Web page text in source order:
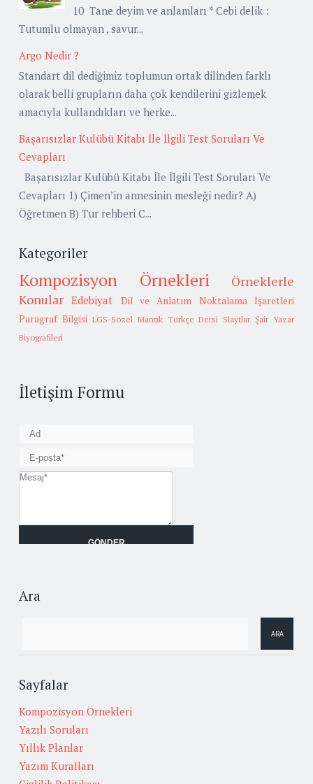
10 Tane deyim ve anlamları * Cebi delik :
Tutumlu olmayan , savur...
Argo Nedir ?
Standart dil dediğimiz toplumun ortak dilinden farklı
olarak belli grupların daha çok kendilerini gizlemek
amacıyla kullandıkları ve herke...
Başarısızlar Kulübü Kitabı İle İlgili Test Soruları Ve
Cevapları
Başarısızlar Kulübü Kitabı İle İlgili Test Soruları Ve
Cevapları 1) Çimen’in annesinin mesleği nedir? A)
Öğretmen B) Tur rehberi C...
Kategoriler
Kompozisyon Örnekleri
Örneklerle
Konular Edebiyat Dil ve Anlatım
Noktalama İşaretleri
Paragraf Bilgisi LGS-Sözel Mantık Türkçe Dersi Slaytlar Şair Yazar
Biyografileri
İletişim Formu
Ara
Sayfalar
Kompozisyon Örnekleri
Yazılı Soruları
Yıllık Planlar
Yazım Kuralları